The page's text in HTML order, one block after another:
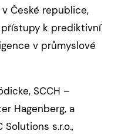
České republice,
k prediktivní
v průmyslové
SCCH –
Hagenberg, a
Solutions s.r.o.,